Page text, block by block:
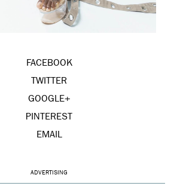
FACEBOOK
TWITTER
GOOGLE+
PINTEREST
EMAIL
ADVERTISING